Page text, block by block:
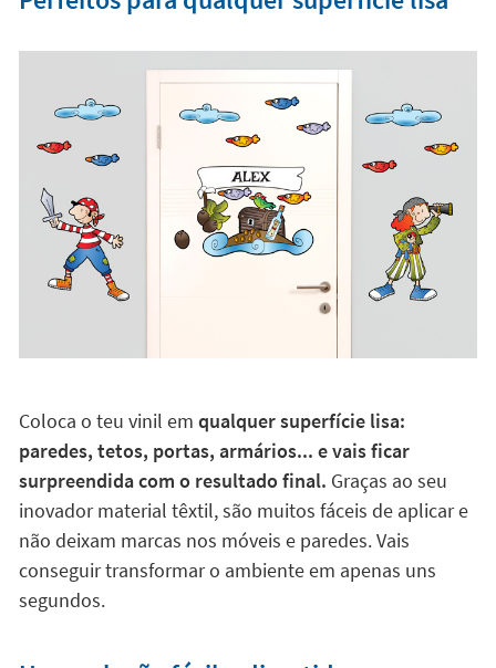
O teu pequenote vai adorar! É umperfeito presente
para aniversários e festas.
Perfeitos para qualquer superfície lisa
Coloca o teu vinil em
qualquer superfície lisa:
paredes, tetos, portas, armários... e vais ficar